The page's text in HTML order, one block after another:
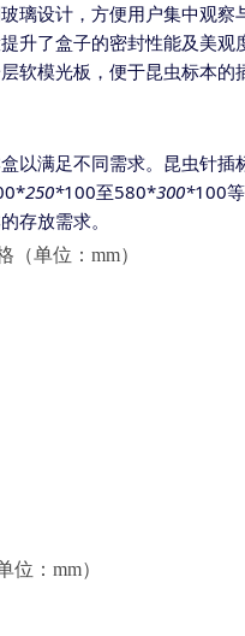
玻璃设计，方便用户集中观
升了盒子的密封性能及美观
软模光板，便于昆虫标本
以满足不同需求。昆虫针插
250*100至580*300*100
存放需求。
（单位： mm）
位： mm）